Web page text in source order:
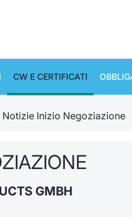
CW E CERTIFICATI
Notizie Inizio Negoziazione
GMBH